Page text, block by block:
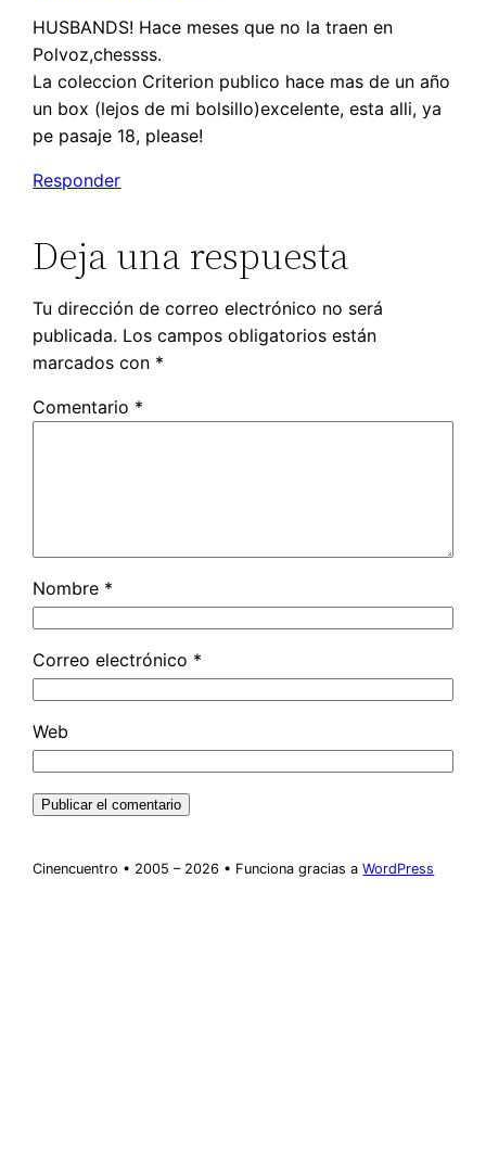
HUSBANDS! Hace meses que no la traen en
Polvoz,chessss.
La coleccion Criterion publico hace mas de un año
un box (lejos de mi bolsillo)excelente, esta alli, ya
pe pasaje 18, please!
Responder
Deja una respuesta
Tu dirección de correo electrónico no será
publicada. Los campos obligatorios están
marcados con *
Comentario *
Nombre *
Correo electrónico *
Web
Cinencuentro • 2005 – 2026 • Funciona gracias aWordPress